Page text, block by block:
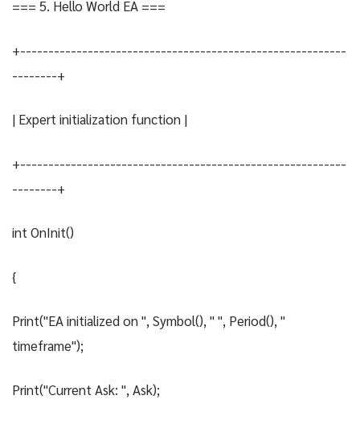
=== 5. Hello World EA ===
+----------------------------------------------------------
--------+
| Expert initialization function |
+----------------------------------------------------------
--------+
int OnInit()
{
Print("EA initialized on ", Symbol(), " ", Period(), "
timeframe");
Print("Current Ask: ", Ask);